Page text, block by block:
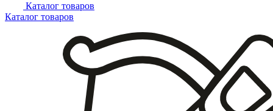
Каталог товаров
Каталог товаров